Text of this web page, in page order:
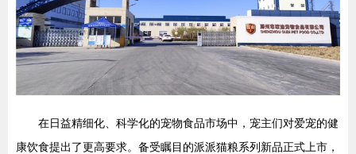
在日益精细化、科学化的宠物食品市场中，宠主们对爱宠的健
康饮食提出了更高要求。备受瞩目的派派猫粮系列新品正式上市，